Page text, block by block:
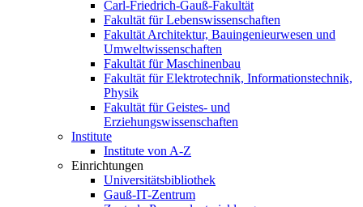
Carl-Friedrich-Gauß-Fakultät
Fakultät für Lebenswissenschaften
Fakultät Architektur, Bauingenieurwesen und
Umweltwissenschaften
Fakultät für Maschinenbau
Fakultät für Elektrotechnik, Informationstechnik,
Physik
Fakultät für Geistes- und
Erziehungswissenschaften
Institute
Institute von A-Z
Einrichtungen
Universitätsbibliothek
Gauß-IT-Zentrum